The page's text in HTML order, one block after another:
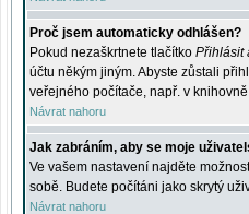
Proč jsem automaticky odhlášen?
Pokud nezaškrtnete tlačítko Přihlásit
účtu někým jiným. Abyste zůstali
veřejného počítače, např. v
Návrat nahoru
Jak zabráním, aby se moje
Ve vašem nastavení najděte
sobě. Budete počítáni jako skrytý
Návrat nahoru